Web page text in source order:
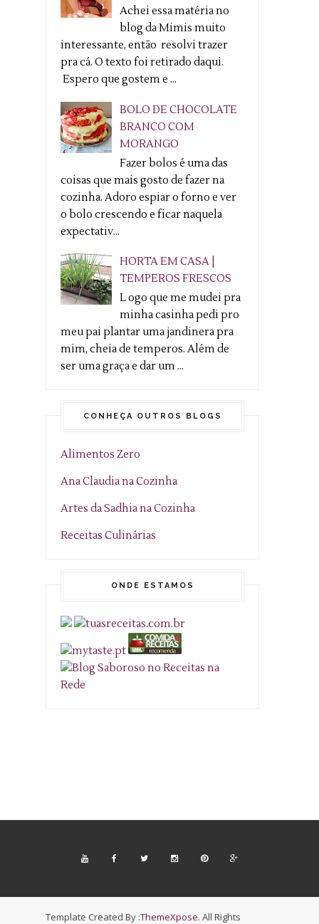
Achei essa matéria no
blog da Mimis muito
interessante, então resolvi trazer
pra cá. O texto foi retirado daqui.
Espero que gostem e ...
BOLO DE CHOCOLATE
BRANCO COM
MORANGO
Fazer bolos é uma das
coisas que mais gosto de fazer na
cozinha. Adoro espiar o forno e ver
o bolo crescendo e ficar naquela
expectativ...
HORTA EM CASA |
TEMPEROS FRESCOS
L ogo que me mudei pra
minha casinha pedi pro
meu pai plantar uma jandinera pra
mim, cheia de temperos. Além de
ser uma graça e dar um ...
CONHEÇA OUTROS BLOGS
Alimentos Zero
Ana Claudia na Cozinha
Artes da Sadhia na Cozinha
Receitas Culinárias
ONDE ESTAMOS
Template Created By :ThemeXpose. All Rights